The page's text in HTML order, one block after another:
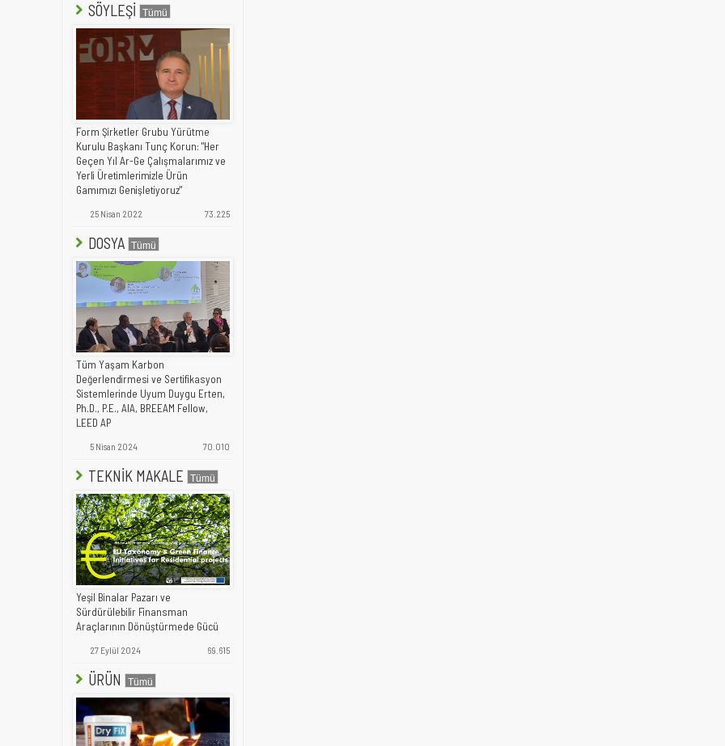
SÖYLEŞİ
Form Şirketler Grubu Yürütme
Kurulu Başkanı Tunç Korun: "Her
Geçen Yıl Ar-Ge Çalışmalarımız ve
Yerli Üretimlerimizle Ürün
Gamımızı Genişletiyoruz"
25 Nisan 2022 73.225
DOSYA
Tüm Yaşam Karbon
Değerlendirmesi ve Sertifikasyon
Sistemlerinde Uyum Duygu Erten,
Ph.D., P.E., AIA, BREEAM Fellow,
LEED AP
5 Nisan 2024 70.010
TEKNİK MAKALE
Yeşil Binalar Pazarı ve
Sürdürülebilir Finansman
Araçlarının Dönüştürmede Gücü
27 Eylül 2024 69.615
ÜRÜN